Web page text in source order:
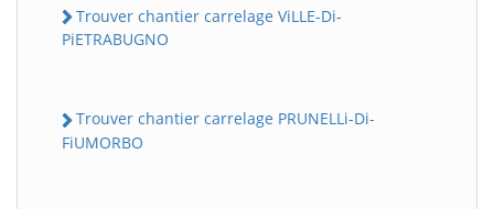
Trouver chantier carrelage ViLLE-Di-
PiETRABUGNO
Trouver chantier carrelage PRUNELLi-Di-
FiUMORBO